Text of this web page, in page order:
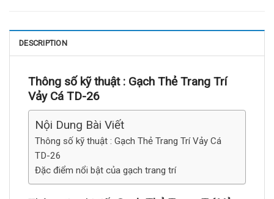
DESCRIPTION
Thông số kỹ thuật : Gạch Thẻ Trang Trí
Vảy Cá TD-26
Nội Dung Bài Viết
Thông số kỹ thuật : Gạch Thẻ Trang Trí Vảy Cá
TD-26
Đặc điểm nổi bật của gạch trang trí